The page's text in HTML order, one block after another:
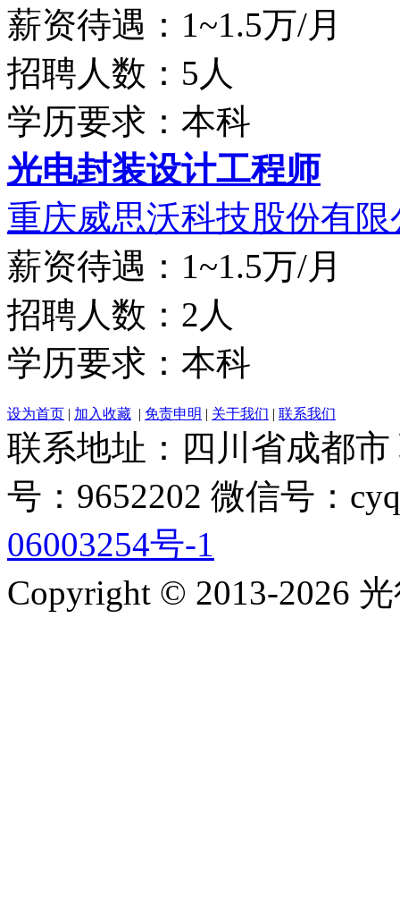
薪资待遇：1~1.5万/月
招聘人数：5人
学历要求：本科
光电封装设计工程师
重庆威思沃科技股份有限
薪资待遇：1~1.5万/月
招聘人数：2人
学历要求：本科
设为首页 | 加入收藏 | 免责申明 | 关于我们 | 联系我们
联系地址：四川省成都市
号：9652202 微信号：
06003254号-1
Copyright © 2013-2026